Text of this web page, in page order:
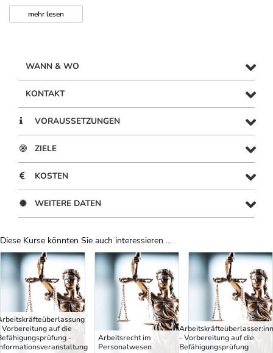
mehrlesen
WANN & WO
KONTAKT
VORAUSSETZUNGEN
ZIELE
KOSTEN
WEITERE DATEN
Diese Kurse könnten Sie auch interessieren ...
Uber Weiterbildungsvorschläge
Vorbereitung auf die
-
Arbeitsrecht im
Personalwesen
- Vorbereitung auf die
Befähigungsprüfung